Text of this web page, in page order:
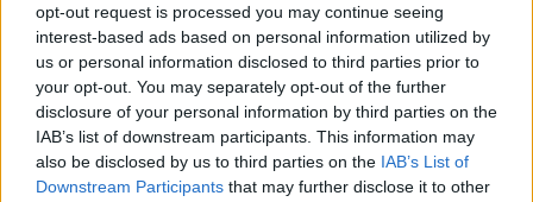
opt-out request is processed you may continue seeing
interest-based ads based on personal information utilized by
us or personal information disclosed to third parties prior to
your opt-out. You may separately opt-out of the further
disclosure of your personal information by third parties on the
IAB’s list of downstream participants. This information may
also be disclosed by us to third parties on the IAB’s List of
Downstream Participants that may further disclose it to other
Precedente
ROMA Tragico
incidente su corso
Trieste: morta una
donna
CORONAVIRUS
MELONI: “IL
GOVERNO E DE
LUCA SONO DEGLI
IRRESPONSABILI”